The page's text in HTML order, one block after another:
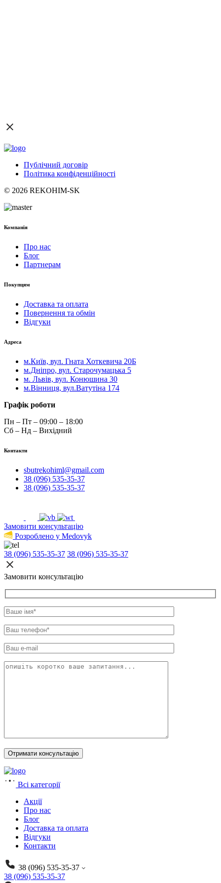
Публічний договір
Політика конфіденційності
© 2026 REKOHIM-SK
Компанія
Про нас
Блог
Партнерам
Покупцям
Доставка та оплата
Повернення та обмін
Відгуки
Адреса
м.Київ, вул. Гната Хоткевича 20Б
м.Дніпро, вул. Старочумацька 5
м. Львів, вул. Конюшина 30
м.Вінниця, вул.Ватутіна 174
Графік роботи
Пн – Пт – 09:00 – 18:00
Сб – Нд – Вихідний
Контакти
sbutrekohiml@gmail.com
38 (096) 535-35-37
38 (096) 535-35-37
Замовити консультацію
Розроблено у Medovyk
38 (096) 535-35-37 38 (096) 535-35-37
Замовити консультацію
Всі категорії
Акції
Про нас
Блог
Доставка та оплата
Відгуки
Контакти
38 (096) 535-35-37
38 (096) 535-35-37